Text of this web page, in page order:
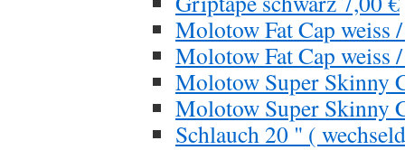
Molotow Fat Cap weiss
Molotow Fat Cap weiss
Molotow Super Skinny
Molotow Super Skinny
Schlauch 20 " (